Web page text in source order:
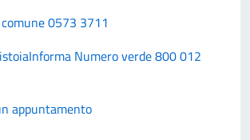
0573 3711
Numero verde 800 012
appuntamento